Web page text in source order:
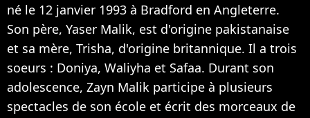
né le 12 janvier 1993 à Bradford en Angleterre.
Son père, Yaser Malik, est d'origine pakistanaise
et sa mère, Trisha, d'origine britannique. Il a trois
soeurs : Doniya, Waliyha et Safaa. Durant son
adolescence, Zayn Malik participe à plusieurs
spectacles de son école et écrit des morceaux de